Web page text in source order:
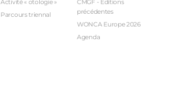
Activité « otologie »
Parcours triennal
CMGF - Editions
précédentes
WONCA Europe 2026
Agenda